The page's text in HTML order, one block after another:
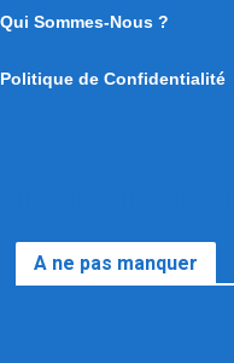
Qui Sommes-Nous ?
Politique de Confidentialité
A ne pas manquer